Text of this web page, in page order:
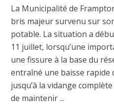
La Municipalité de
bris majeur survenu sur
potable. La situation a
11 juillet, lorsqu’une
une fissure à la base du
entraîné une baisse rapide
jusqu’à la vidange
de maintenir ...